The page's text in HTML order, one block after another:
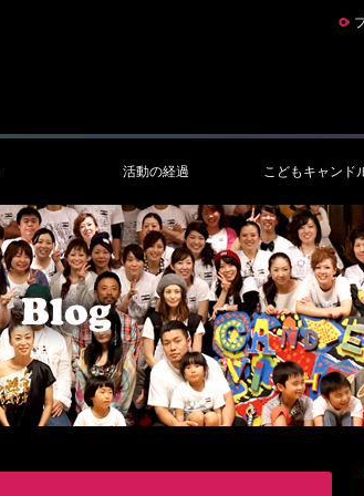
活動の経過 こどもキャンド